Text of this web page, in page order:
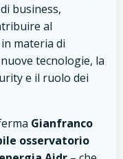
business,
al
materia di
tecnologie, la
e il ruolo dei
Gianfranco
osservatorio